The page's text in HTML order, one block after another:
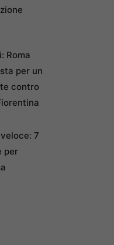
Roma
per un
contro
7
per